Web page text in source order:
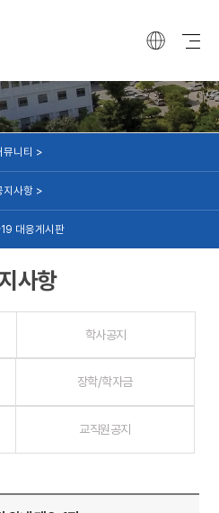
커뮤니티 >
공지사항 >
대응게시판
사항
학사공지
장학/학자금
교직원공지